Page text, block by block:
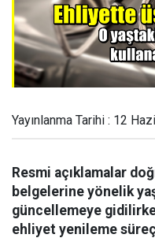
Yayınlanma Tarihi : 12
Resmi açıklamalar
belgelerine yönelik
güncellemeye
ehliyet yenileme